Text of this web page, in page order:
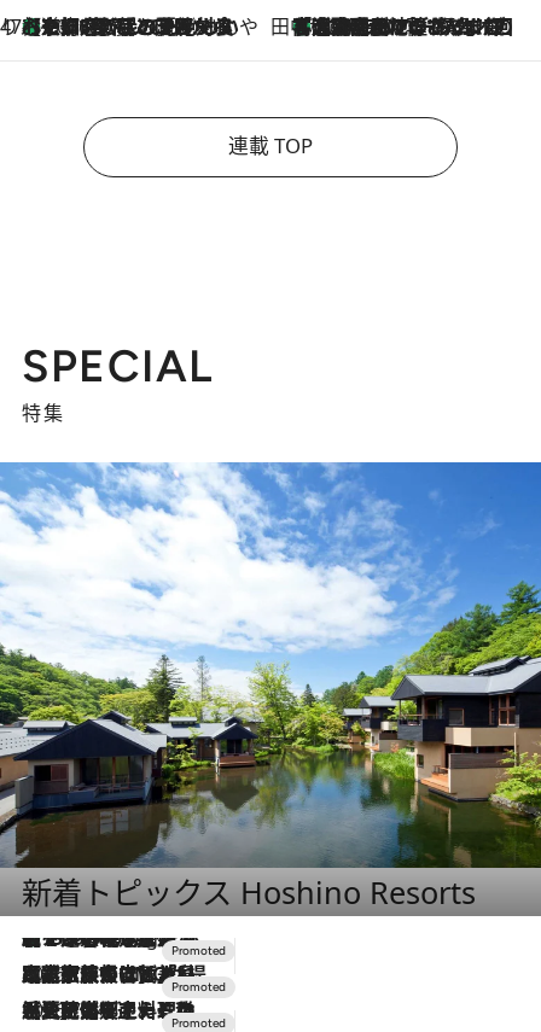
47都道府県の手みやげ ひんやりスイーツで夏を満喫
2026.8.7
【京都府】この夏絶対食べたい 冷やしておいしいおやつ3選 ひと口目から心を掴む新緑のテリーヌ 田中稲の勝手に再ブーム
2026.8.7
「湘南乃風に憧れて」観客大盛上がりの“タオル回し”に、ラッパー顔負けの高速歌唱まで…さだまさし（74）のアグレッシブすぎる現在地
連載 TOP
SPECIAL
特集
新着トピックス Hoshino Resorts
11 Hours Ago
【トンボの足水浴】ヒノキの香りに包まれて涼感マックス！約13℃の湧水かけ流しを避暑地「星野温泉 トンボの湯」で体験
2026.7.31
【ホテル帰省】という選択肢をOMOが提案。家族とほどよい距離を保つには「昼は実家、夜は気兼ねなくホテルで！」
2026.7.24
【夏限定ディナーコース】旬を迎える稚鮎や花ズッキーニなどをイタリア・トスカーナの郷土料理の手法で満喫！